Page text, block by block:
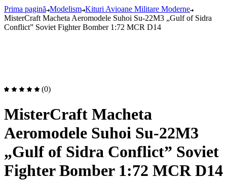
Prima pagină Modelism Kituri Avioane Militare Moderne
MisterCraft Macheta Aeromodele Suhoi Su-22M3 „Gulf of Sidra
Conflict” Soviet Fighter Bomber 1:72 MCR D14
(0)
MisterCraft Macheta
Aeromodele Suhoi Su-22M3
„Gulf of Sidra Conflict” Soviet
Fighter Bomber 1:72 MCR D14